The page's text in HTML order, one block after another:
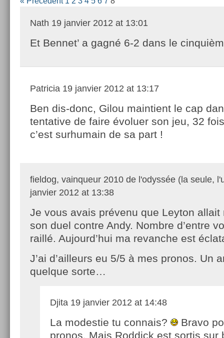
Nath 19 janvier 2012 at 13:01
Et Bennet’ a gagné 6-2 dans le
Patricia 19 janvier 2012 at 13:17
Ben dis-donc, Gilou maintient le cap
tentative de faire évoluer son jeu, 32
c’est surhumain de sa part !
fieldog, vainqueur 2010 de l'odyssée (la seule,
janvier 2012 at 13:38
Je vous avais prévenu que Leyton allait
son duel contre Andy. Nombre d’entre
raillé. Aujourd’hui ma revanche est
J’ai d’ailleurs eu 5/5 à mes pronos. Un
quelque sorte…
Djita 19 janvier 2012 at 14:48
La modestie tu connais?
Bravo
pronos. Mais Roddick est sortis sur